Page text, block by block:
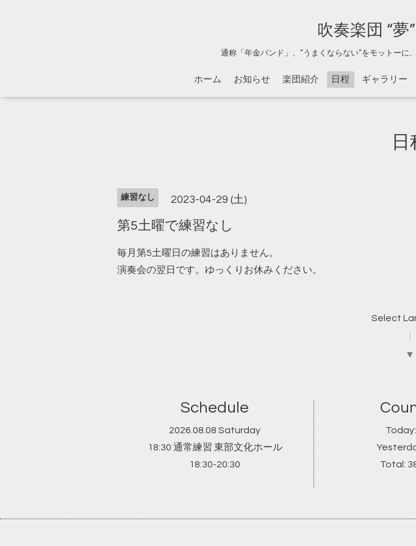
吹奏楽団 “夢
通称「年金バンド」、“うまくならない”をモットーに
ホーム お知らせ 楽団紹介 日程 ギャラリー
日
練習なし 2023-04-29 (土)
第5土曜で練習なし
毎月第5土曜日の練習はありません。
演奏会の翌日です。ゆっくりお休みください。
Select
▼
Schedule
2026.08.08 Saturday
18:30 通常練習 東部文化ホール
18:30-20:30
Today:
Total: